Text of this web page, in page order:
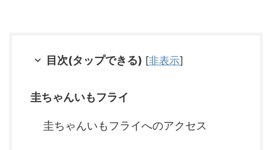
目次(タップできる) [非表示]
圭ちゃんいもフライ
圭ちゃんいもフライへのアクセス